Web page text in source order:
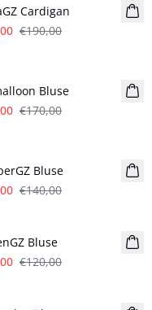
Cardigan
€190,00
Bluse
€170,00
Bluse
€140,00
Bluse
€120,00